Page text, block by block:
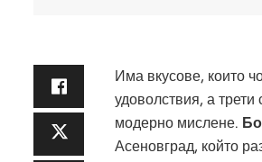
Има вкусове, които
удоволствия, а
модерно мислене.
Асеновград, който